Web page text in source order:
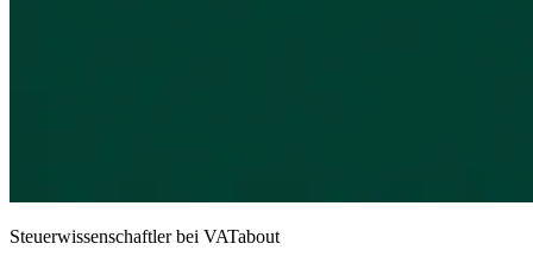
Steuerwissenschaftler bei VATabout